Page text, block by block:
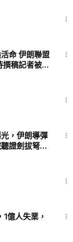
命 伊朗聯盟
稿記者被美
，伊朗導彈
證劍拔弩
億人失業，